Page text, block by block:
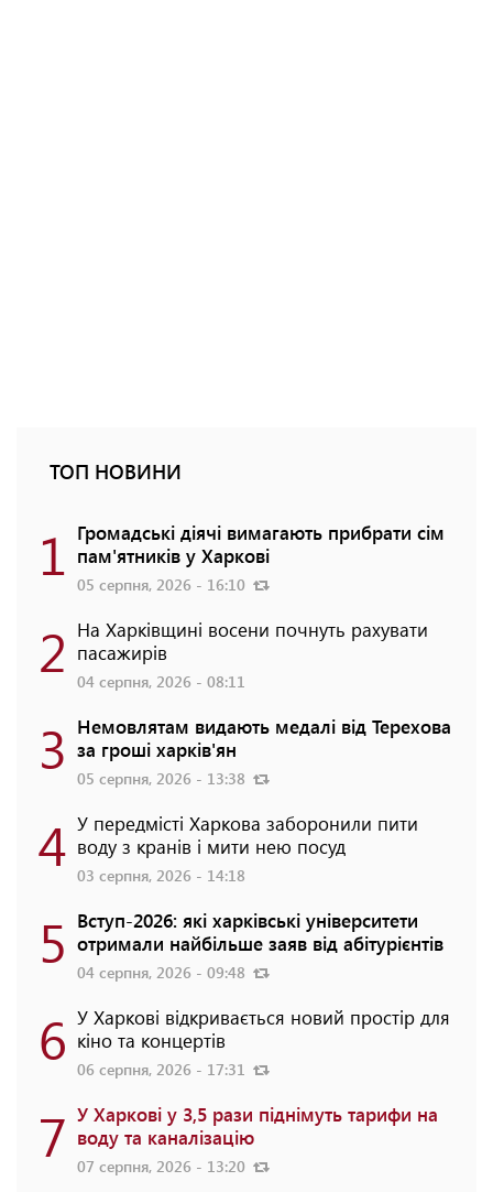
ТОП НОВИНИ
1 Громадські діячі вимагають прибрати сім
пам'ятників у Харкові
05 серпня, 2026 - 16:10
2 На Харківщині восени почнуть рахувати
пасажирів
04 серпня, 2026 - 08:11
3 Немовлятам видають медалі від Терехова
за гроші харків'ян
05 серпня, 2026 - 13:38
4 У передмісті Харкова заборонили пити
воду з кранів і мити нею посуд
03 серпня, 2026 - 14:18
5 Вступ-2026: які харківські університети
отримали найбільше заяв від абітурієнтів
04 серпня, 2026 - 09:48
6 У Харкові відкривається новий простір для
кіно та концертів
06 серпня, 2026 - 17:31
7 У Харкові у 3,5 рази піднімуть тарифи на
воду та каналізацію
07 серпня, 2026 - 13:20